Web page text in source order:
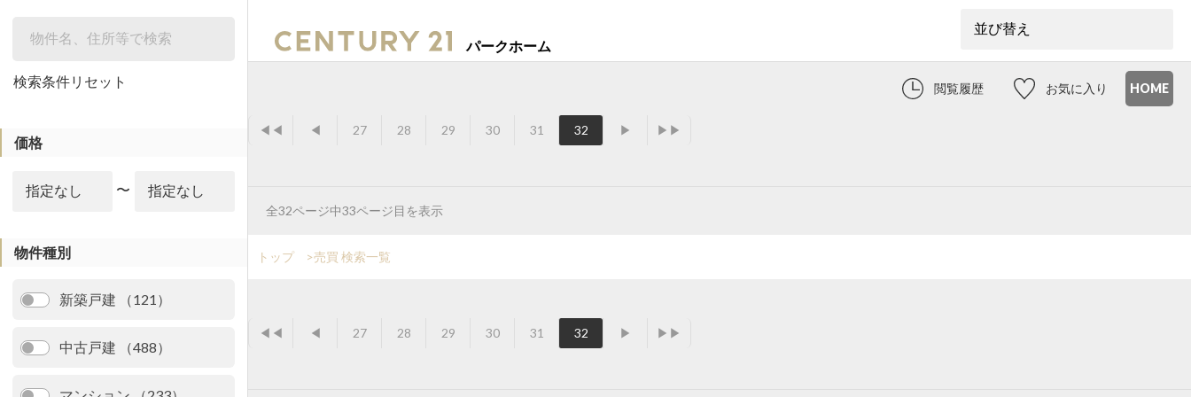
検索条件リセット
価格
〜
物件種別
新築戸建 （121）
中古戸建 （488）
パークホーム
HOME
お気に入り
閲覧履歴
◀◀ ◀ 27 28 29 30 31 32 ▶ ▶▶
全32ページ中33ページ目を表示
トップ >売買 検索一覧
◀◀ ◀ 27 28 29 30 31 32 ▶ ▶▶